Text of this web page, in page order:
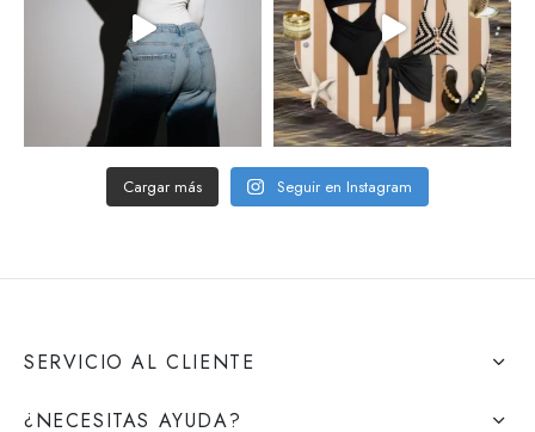
Cargar más Seguir en Instagram
SERVICIO AL CLIENTE
¿NECESITAS AYUDA?